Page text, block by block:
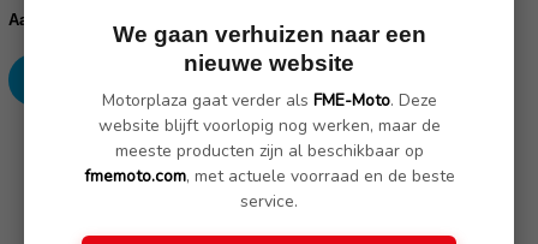
voorraad:
Aantal:
aantallen: aantallen:
SKU: 77318404063
We gaan verhuizen naar een
nieuwe website
Motorplaza gaat verder als FME-Moto. Deze
website blijft voorlopig nog werken, maar de
meeste producten zijn al beschikbaar op
fmemoto.com, met actuele voorraad en de beste
service.